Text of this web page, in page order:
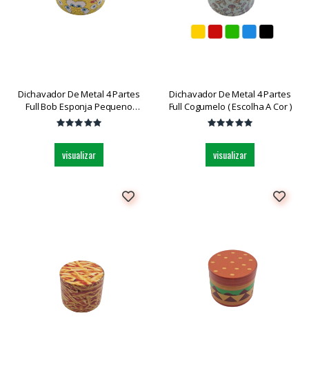
Dichavador De Metal 4 Partes
Full Bob Esponja Pequeno
Dk5851r-4 Und
visualizar
Dichavador De Metal 4 Partes
Full Cogumelo ( Escolha A Cor )
visualizar